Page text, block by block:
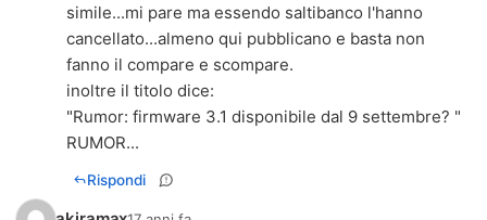
simile...mi pare ma essendo saltibanco l'hanno
cancellato...almeno qui pubblicano e basta non
fanno il compare e scompare.
inoltre il titolo dice:
"Rumor: firmware 3.1 disponibile dal 9 settembre? "
RUMOR...
Rispondi